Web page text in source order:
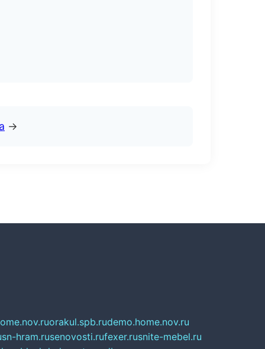
→
orakul.spb.rudemo.home.nov.ru
sn-hram.rusenovosti.rufexer.rusnite-mebel.ru